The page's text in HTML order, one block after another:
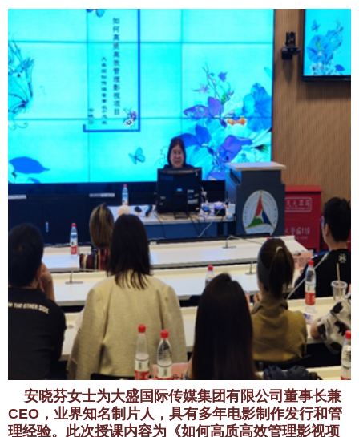
安晓芬女士为大盛国际传媒集团有限公司董事长兼
CEO ，业界知名制片人，具有多年电影制作发行和管
理经验。此次授课内容为 《如何高质高效管理影视项